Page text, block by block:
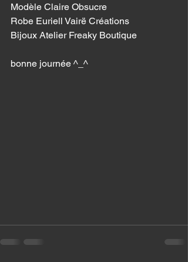
Modèle Claire Obsucre
Robe Euriell Vairë Créations
Bijoux Atelier Freaky Boutique
bonne journée ^_^